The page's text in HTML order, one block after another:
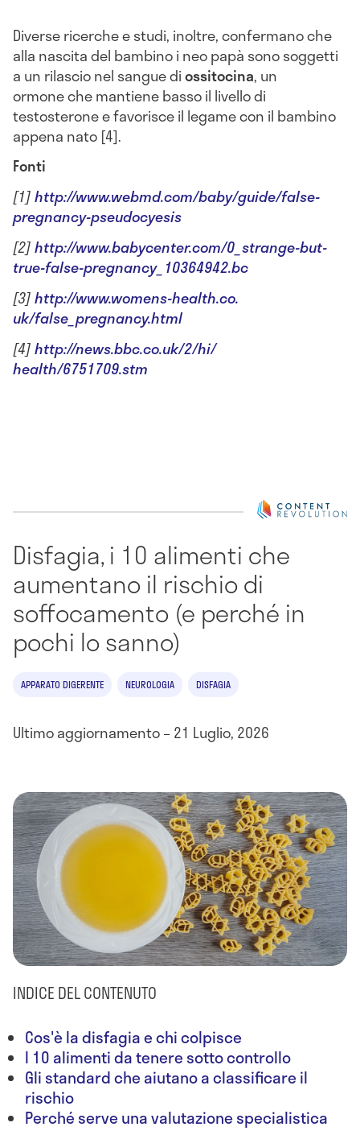
Diverse ricerche e studi, inoltre, confermano che
alla nascita del bambino i neo papà sono soggetti
a un rilascio nel sangue diossitocina, un
ormone che mantiene basso il livello di
testosterone e favorisce il legame con il bambino
appena nato [4].
Fonti
[1]http://www.webmd.com/baby/guide/false-
pregnancy-pseudocyesis
[2]http://www.babycenter.com/0_ strange-but-
true-false-pregnancy_10364942.bc
[3]http://www.womens-health.co.
uk/false_pregnancy.html
[4]http://news.bbc.co.uk/2/hi/
health/6751709.stm
Disfagia, i 10 alimenti che
aumentano il rischio di
soffocamento (e perché in
pochi lo sanno)
APPARATO DIGERENTE NEUROLOGIA DISFAGIA
Ultimo aggiornamento – 21 Luglio, 2026
INDICE DEL CONTENUTO
Cos'è la disfagia e chi colpisce
I 10 alimenti da tenere sotto controllo
Gli standard che aiutano a classificare il
rischio
Perché serve una valutazione specialistica